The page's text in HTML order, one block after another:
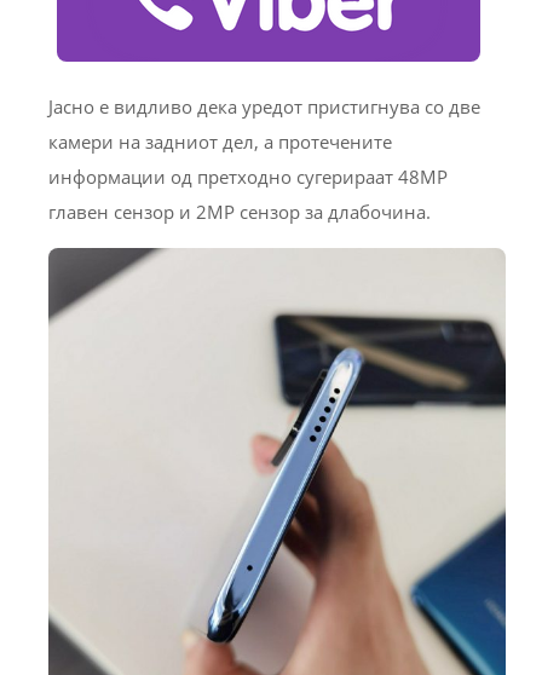
Јасно е видливо дека уредот пристигнува со две
камери на задниот дел, а протечените
информации од претходно сугерираат 48MP
главен сензор и 2MP сензор за длабочина.